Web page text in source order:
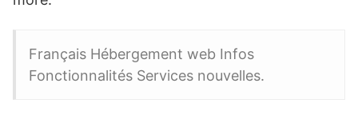
Français Hébergement web Infos
Fonctionnalités Services nouvelles.